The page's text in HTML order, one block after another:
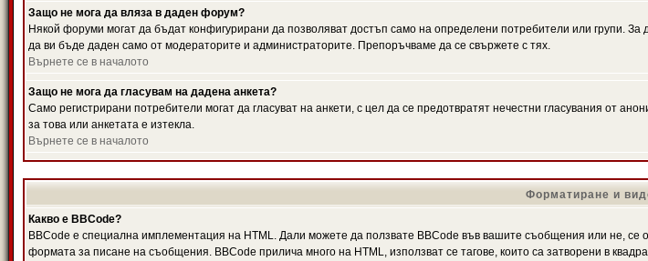
Защо не мога да вляза в даден форум?
Някой форуми могат да бъдат конфигурирани да позволяват достъп само на определени потребители или групи.
да ви бъде даден само от модераторите и администраторите. Препоръчваме да се свържете с тях.
Върнете се в началото
Защо не мога да гласувам на дадена анкета?
Само регистрирани потребители могат да гласуват на анкети, с цел да се предотвратят нечестни гласувания от
за това или анкетата е изтекла.
Върнете се в началото
Форматиране и
Какво е BBCode?
BBCode е специална имплементация на HTML. Дали можете да ползвате BBCode във вашите съобщения или не,
формата за писане на съобщения. BBCode прилича много на HTML, използват се тагове, които са затворени в